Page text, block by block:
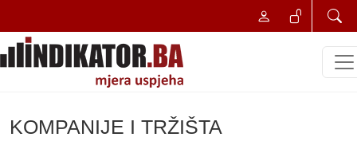
KOMPANIJE I TRŽIŠTA